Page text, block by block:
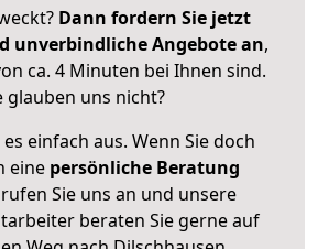
Dann fordern Sie jetzt
unverbindliche Angebote an,
ca. 4 Minuten bei Ihnen sind.
glauben uns nicht?
einfach aus. Wenn Sie doch
eine persönliche Beratung
Sie uns an und unsere
beraten Sie gerne auf